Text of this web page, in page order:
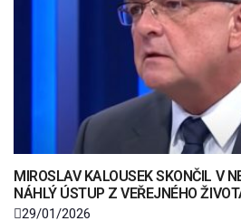
MIROSLAV KALOUSEK SKONČIL V
NÁHLÝ ÚSTUP Z VEŘEJNÉHO
29/01/2026